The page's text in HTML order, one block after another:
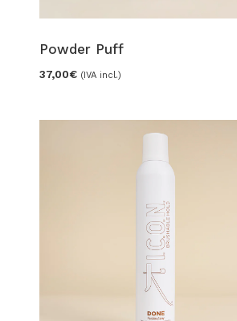
Powder Puff
37,00€ (IVA incl.)